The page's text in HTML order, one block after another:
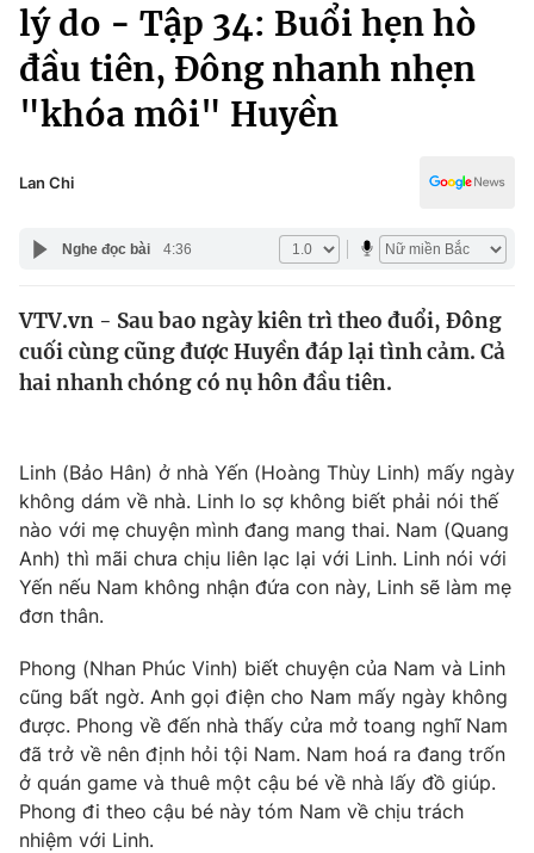
Chính trị
Xã hội
Tin tức
Thế giới đó đây
Kinh tế
Góc doanh nghiệp
Truyền hình
Phim VTV
Hậu trường
Khán giả
Giải sao mai
Giải trí
Điện ảnh
Âm nhạc
Sao
Đời sống
Du lịch
Làm đẹp
Chất lượng cuộc sống
Giáo dục
Tuyển sinh
Học trực tuyến
Công nghệ
Hitech Công nghệ tương lai
Giao lưu trực tuyến
Truyền hình
Văn hóa - Giải trí
Đời sống
lý do - Tập 34: Buổi hẹn hò
đầu tiên, Đông nhanh nhẹn
"khóa môi" Huyền
Lan Chi
Nghe đọc bài 4:36
VTV.vn - Sau bao ngày kiên trì theo đuổi, Đông
cuối cùng cũng được Huyền đáp lại tình cảm. Cả
hai nhanh chóng có nụ hôn đầu tiên.
Linh (Bảo Hân) ở nhà Yến (Hoàng Thùy Linh) mấy ngày
không dám về nhà. Linh lo sợ không biết phải nói thế
nào với mẹ chuyện mình đang mang thai. Nam (Quang
Anh) thì mãi chưa chịu liên lạc lại với Linh. Linh nói với
Yến nếu Nam không nhận đứa con này, Linh sẽ làm mẹ
đơn thân.
Phong (Nhan Phúc Vinh) biết chuyện của Nam và Linh
cũng bất ngờ. Anh gọi điện cho Nam mấy ngày không
được. Phong về đến nhà thấy cửa mở toang nghĩ Nam
đã trở về nên định hỏi tội Nam. Nam hoá ra đang trốn
ở quán game và thuê một cậu bé về nhà lấy đồ giúp.
Phong đi theo cậu bé này tóm Nam về chịu trách
nhiệm với Linh.